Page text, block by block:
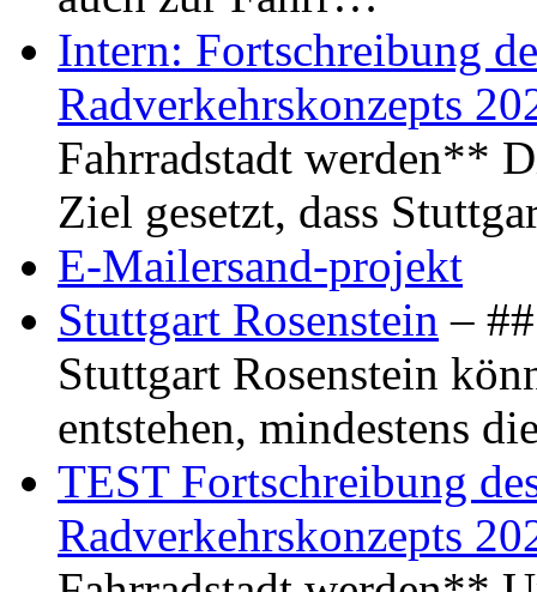
Intern: Fortschreibung
Radverkehrskonzepts
Fahrradstadt werden**
Ziel gesetzt, dass
E-Mailersand-projekt
Stuttgart Rosenstein –
Stuttgart Rosenstein
entstehen, mindestens
TEST Fortschreibung
Radverkehrskonzepts